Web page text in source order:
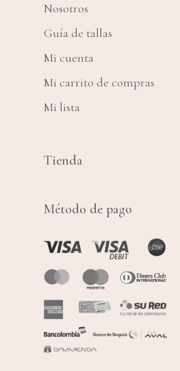
Nosotros
Guía de tallas
Mi cuenta
Mi carrito de compras
Mi lista
Tienda
Método de pago